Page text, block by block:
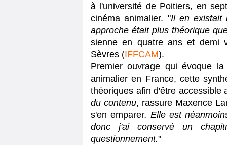
à l'université de Poitiers, en
cinéma animalier. "Il en existait
approche était plus théorique
sienne en quatre ans et demi
Sèvres (IFFCAM).
Premier ouvrage qui évoque
animalier en France, cette
théoriques afin d'être accessible
du contenu, rassure Maxence
s'en emparer. Elle est
donc j'ai conservé un
questionnement."